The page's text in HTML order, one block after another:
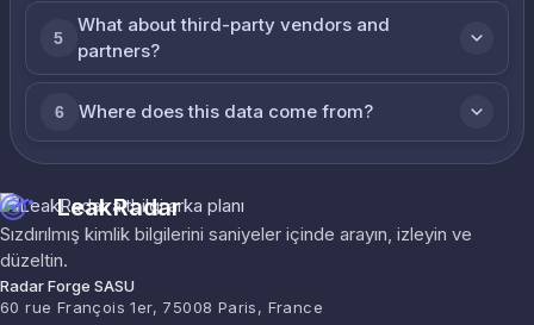
5
What about third-party vendors and
partners?
6 Where does this data come from?
LeakRadar
Sızdırılmış kimlik bilgilerini saniyeler içinde arayın, izleyin ve
düzeltin.
Radar Forge SASU
60 rue François 1er, 75008 Paris, France